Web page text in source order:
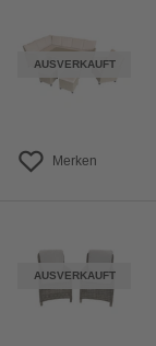
AUSVERKAUFT
Merken
AUSVERKAUFT